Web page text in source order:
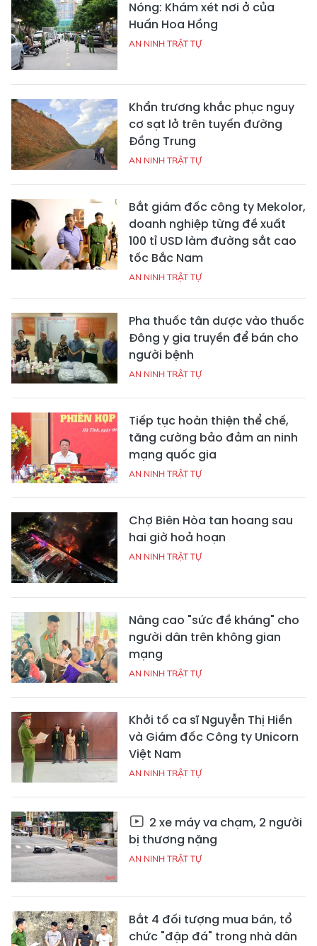
Nóng: Khám xét nơi ở của
Huấn Hoa Hồng
AN NINH TRẬT TỰ
Khẩn trương khắc phục nguy
cơ sạt lở trên tuyến đường
Đồng Trung
AN NINH TRẬT TỰ
Bắt giám đốc công ty Mekolor,
doanh nghiệp từng đề xuất
100 tỉ USD làm đường sắt cao
tốc Bắc Nam
AN NINH TRẬT TỰ
Pha thuốc tân dược vào thuốc
Đông y gia truyền để bán cho
người bệnh
AN NINH TRẬT TỰ
Tiếp tục hoàn thiện thể chế,
tăng cường bảo đảm an ninh
mạng quốc gia
AN NINH TRẬT TỰ
Chợ Biên Hòa tan hoang sau
hai giờ hoả hoạn
AN NINH TRẬT TỰ
Nâng cao "sức đề kháng" cho
người dân trên không gian
mạng
AN NINH TRẬT TỰ
Khởi tố ca sĩ Nguyễn Thị Hiền
và Giám đốc Công ty Unicorn
Việt Nam
AN NINH TRẬT TỰ
2 xe máy va chạm, 2 người
bị thương nặng
AN NINH TRẬT TỰ
Bắt 4 đối tượng mua bán, tổ
chức "đập đá" trong nhà dân